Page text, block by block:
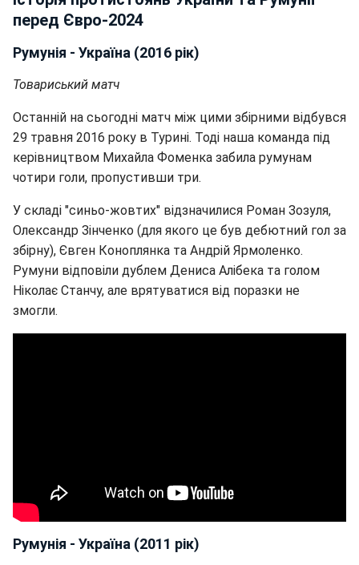
перед Євро-2024
Румунія - Україна (2016 рік)
Товариський матч
Останній на сьогодні матч між цими збірними відбувся
29 травня 2016 року в Турині. Тоді наша команда під
керівництвом Михайла Фоменка забила румунам
чотири голи, пропустивши три.
У складі "синьо-жовтих" відзначилися Роман Зозуля,
Олександр Зінченко (для якого це був дебютний гол за
збірну), Євген Коноплянка та Андрій Ярмоленко.
Румуни відповіли дублем Дениса Алібека та голом
Ніколає Станчу, але врятуватися від поразки не
змогли.
Румунія - Україна (2011 рік)